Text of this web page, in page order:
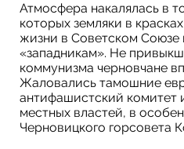
Атмосфера накалялась в
которых земляки в
жизни в Советском Союзе
«западникам». Не
коммунизма черновчане
Жаловались тамошние
антифашистский комитет
местных властей, в
Черновицкого горсовета